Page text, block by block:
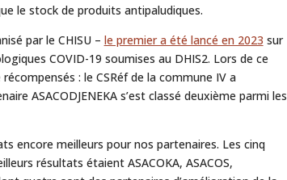
le stock de produits antipaludiques.
par le CHISU – le premier a été lancé en 2023 sur
COVID-19 soumises au DHIS2. Lors de ce
: le CSRéf de la commune IV a
ASACODJENEKA s’est classé deuxième parmi les
encore meilleurs pour nos partenaires. Les cinq
résultats étaient ASACOKA, ASACOS,